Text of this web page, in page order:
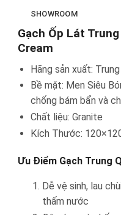
SHOWROOM
Gạch Ốp Lát
Cream
Hãng sản xuất:
Bề mặt: Men Siêu
chống bám bẩn và
Chất liệu: Granite
Kích Thước:
Ưu Điểm Gạch Trung
Dễ vệ sinh, lau
thấm nước